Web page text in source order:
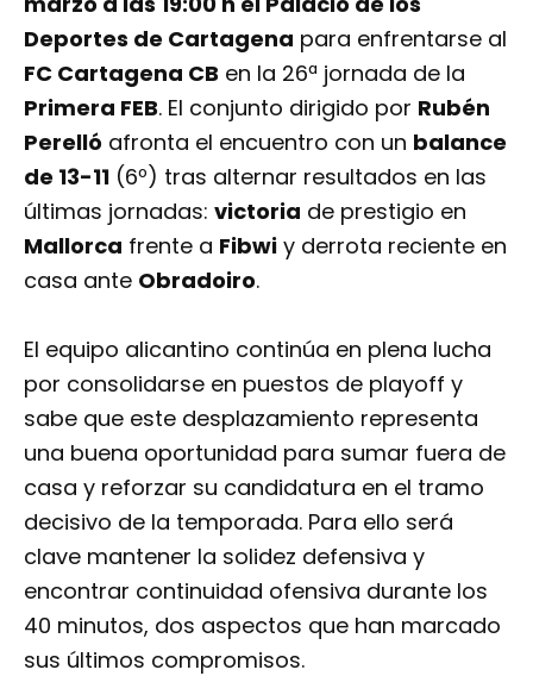
Deportes de Cartagena para enfrentarse al
FC Cartagena CB en la 26ª jornada de la
Primera FEB. El conjunto dirigido por Rubén
Perelló afronta el encuentro con un balance
de 13-11 (6º) tras alternar resultados en las
últimas jornadas: victoria de prestigio en
Mallorca frente a Fibwi y derrota reciente en
casa ante Obradoiro.
El equipo alicantino continúa en plena lucha
por consolidarse en puestos de playoff y
sabe que este desplazamiento representa
una buena oportunidad para sumar fuera de
casa y reforzar su candidatura en el tramo
decisivo de la temporada. Para ello será
clave mantener la solidez defensiva y
encontrar continuidad ofensiva durante los
40 minutos, dos aspectos que han marcado
sus últimos compromisos.